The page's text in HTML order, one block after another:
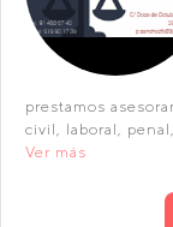
prestamos
civil, laboral,
Ver más